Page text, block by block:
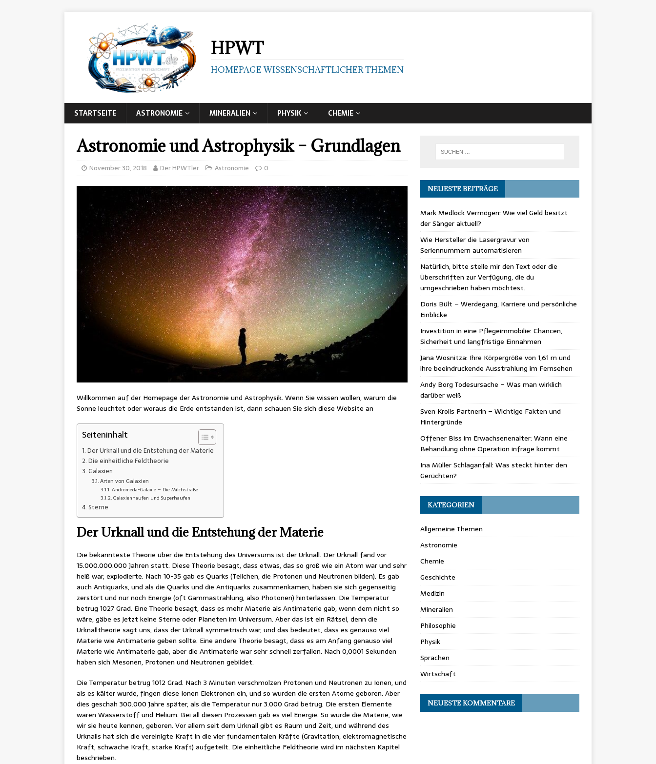
HPWT
HOMEPAGE WISSENSCHAFTLICHER THEMEN
STARTSEITE ASTRONOMIE MINERALIEN PHYSIK CHEMIE
Astronomie und Astrophysik – Grundlagen
November 30, 2018 Der HPWTler Astronomie 0
Willkommen auf der Homepage der Astronomie und Astrophysik. Wenn Sie wissen wollen, warum die
Sonne leuchtet oder woraus die Erde entstanden ist, dann schauen Sie sich diese Website an
Seiteninhalt
Der Urknall und die Entstehung der Materie
Die einheitliche Feldtheorie
Galaxien
Arten von Galaxien
Andromeda-Galaxie – Die Milchstraße
Galaxienhaufen und Superhaufen
Sterne
Der Urknall und die Entstehung der Materie
Die bekannteste Theorie über die Entstehung des Universums ist der Urknall. Der Urknall fand vor
15.000.000.000 Jahren statt. Diese Theorie besagt, dass etwas, das so groß wie ein Atom war und sehr
heiß war, explodierte. Nach 10-35 gab es Quarks (Teilchen, die Protonen und Neutronen bilden). Es gab
auch Antiquarks, und als die Quarks und die Antiquarks zusammenkamen, haben sie sich gegenseitig
zerstört und nur noch Energie (oft Gammastrahlung, also Photonen) hinterlassen. Die Temperatur
betrug 1027 Grad. Eine Theorie besagt, dass es mehr Materie als Antimaterie gab, wenn dem nicht so
wäre, gäbe es jetzt keine Sterne oder Planeten im Universum. Aber das ist ein Rätsel, denn die
Urknalltheorie sagt uns, dass der Urknall symmetrisch war, und das bedeutet, dass es genauso viel
Materie wie Antimaterie geben sollte. Eine andere Theorie besagt, dass es am Anfang genauso viel
Materie wie Antimaterie gab, aber die Antimaterie war sehr schnell zerfallen. Nach 0,0001 Sekunden
haben sich Mesonen, Protonen und Neutronen gebildet.
Die Temperatur betrug 1012 Grad. Nach 3 Minuten verschmolzen Protonen und Neutronen zu Ionen, und
als es kälter wurde, fingen diese Ionen Elektronen ein, und so wurden die ersten Atome geboren. Aber
dies geschah 300.000 Jahre später, als die Temperatur nur 3.000 Grad betrug. Die ersten Elemente
waren Wasserstoff und Helium. Bei all diesen Prozessen gab es viel Energie. So wurde die Materie, wie
wir sie heute kennen, geboren. Vor allem seit dem Urknall gibt es Raum und Zeit, und während des
Urknalls hat sich die vereinigte Kraft in die vier fundamentalen Kräfte (Gravitation, elektromagnetische
Kraft, schwache Kraft, starke Kraft) aufgeteilt. Die einheitliche Feldtheorie wird im nächsten Kapitel
beschrieben.
NEUESTE BEITRÄGE
Mark Medlock Vermögen: Wie viel Geld besitzt
der Sänger aktuell?
Wie Hersteller die Lasergravur von
Seriennummern automatisieren
Natürlich, bitte stelle mir den Text oder die
Überschriften zur Verfügung, die du
umgeschrieben haben möchtest.
Doris Bült – Werdegang, Karriere und persönliche
Einblicke
Investition in eine Pflegeimmobilie: Chancen,
Sicherheit und langfristige Einnahmen
Jana Wosnitza: Ihre Körpergröße von 1,61 m und
ihre beeindruckende Ausstrahlung im Fernsehen
Andy Borg Todesursache – Was man wirklich
darüber weiß
Sven Krolls Partnerin – Wichtige Fakten und
Hintergründe
Offener Biss im Erwachsenenalter: Wann eine
Behandlung ohne Operation infrage kommt
Ina Müller Schlaganfall: Was steckt hinter den
Gerüchten?
KATEGORIEN
Allgemeine Themen
Astronomie
Chemie
Geschichte
Medizin
Mineralien
Philosophie
Physik
Sprachen
Wirtschaft
NEUESTE KOMMENTARE